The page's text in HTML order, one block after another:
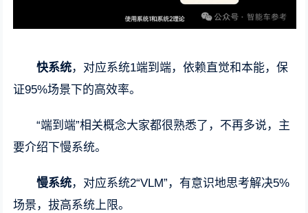
快系统，对应系统1端到端，依赖直觉和本能，保
证95%场景下的高效率。
“端到端”相关概念大家都很熟悉了，不再多说，主
要介绍下慢系统。
慢系统，对应系统2“VLM”，有意识地思考解决5%
场景，拔高系统上限。